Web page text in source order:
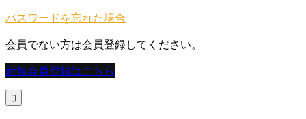
パスワードを忘れた場合
会員でない方は会員登録してください。
新規会員登録はこちら
